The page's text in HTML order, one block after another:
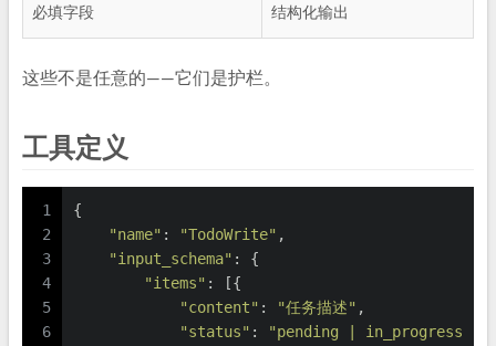
必填字段 结构化输出
这些不是任意的——它们是护栏。
工具定义
1
2
3
4
5
6
{
"name" : "TodoWrite" ,
"input_schema" : {
"items" : [{
"content" : "任务描述" ,
"status" :
"pending | in_progress |